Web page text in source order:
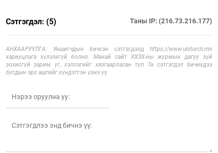
Сэтгэгдэл: (5) Таны IP: (216.73.216.177)
АНХААРУУЛГА: Уншигчдын бичсэн сэтгэгдэлд https://www.ulsturch.mn
хариуцлага хүлээхгүй болно. Манай сайт ХХЗХ-ны журмын дагуу зүй
зохисгүй зарим үг, хэллэгийг хязгаарласан тул Та сэтгэгдэл бичихдээ
бусдын эрх ашгийг хүндэтгэн үзнэ үү.